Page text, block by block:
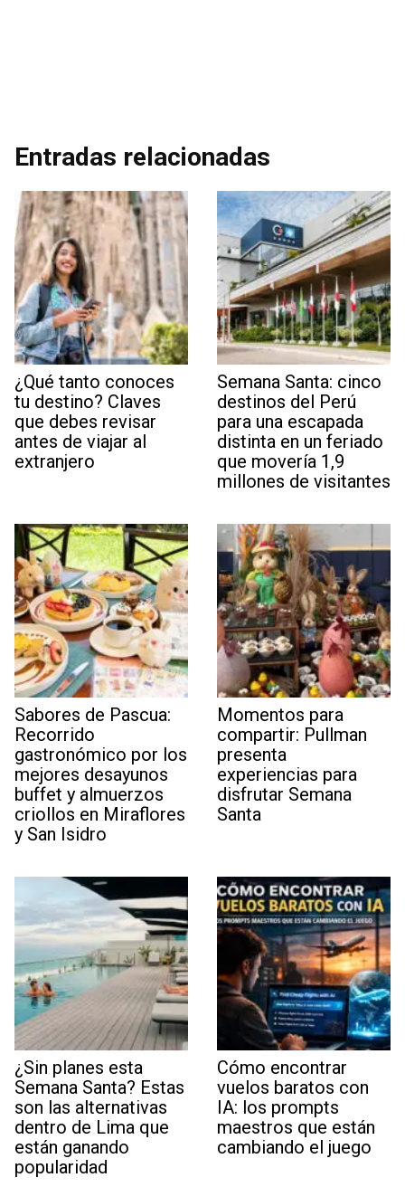
Entradas relacionadas
¿Qué tanto conoces
tu destino? Claves
que debes revisar
antes de viajar al
extranjero
Semana Santa: cinco
destinos del Perú
para una escapada
distinta en un feriado
que movería 1,9
millones de visitantes
Sabores de Pascua:
Recorrido
gastronómico por los
mejores desayunos
buffet y almuerzos
criollos en Miraflores
y San Isidro
Momentos para
compartir: Pullman
presenta
experiencias para
disfrutar Semana
Santa
¿Sin planes esta
Semana Santa? Estas
son las alternativas
dentro de Lima que
están ganando
popularidad
Cómo encontrar
vuelos baratos con
IA: los prompts
maestros que están
cambiando el juego